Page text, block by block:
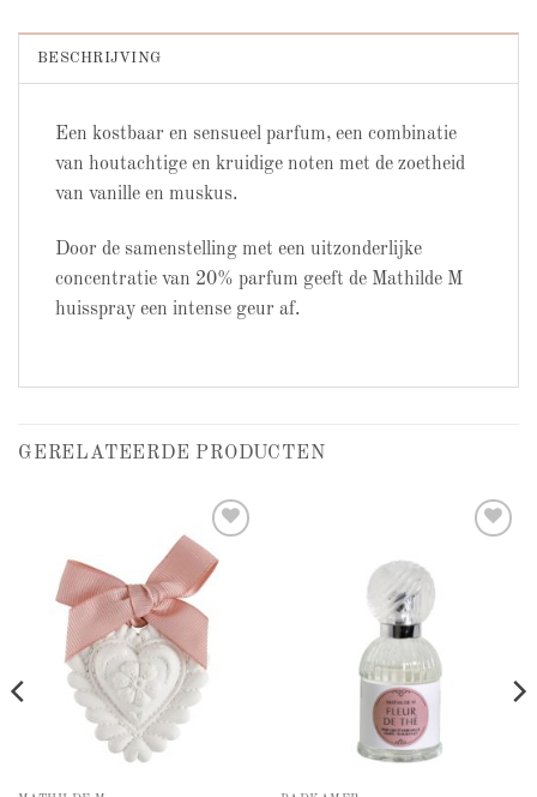
BESCHRIJVING
Een kostbaar en sensueel parfum, een combinatie
van houtachtige en kruidige noten met de zoetheid
van vanille en muskus.
Door de samenstelling met een uitzonderlijke
concentratie van 20% parfum geeft de Mathilde M
huisspray een intense geur af.
GERELATEERDE PRODUCTEN
Add to
wishlist